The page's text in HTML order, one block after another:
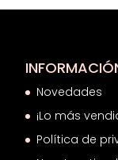
Novedades
¡Lo más
Política de